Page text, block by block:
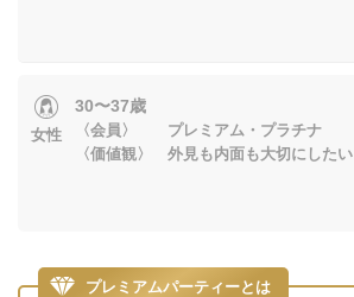
女性
30〜37歳
〈会員〉 プレミアム・プラチナ
〈価値観〉 外見も内面も大切にしたい
プレミアムパーティーとは